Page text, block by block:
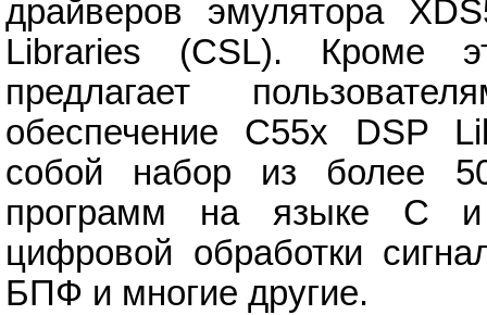
драйверов эмулятора
Libraries (CSL). Кроме
предлагает
обеспечение C55x DSP
собой набор из более
программ на языке C и
цифровой обработки
БПФ и многие другие.